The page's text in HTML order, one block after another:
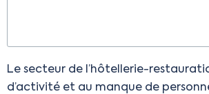
Le secteur de l’hôtellerie-
d’activité et au manque de